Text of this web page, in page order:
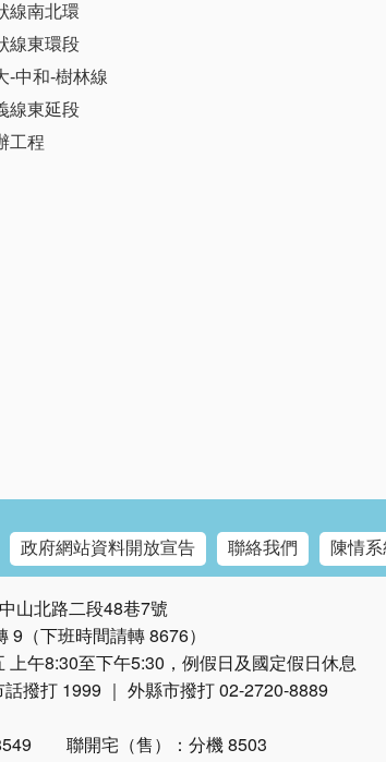
線南北環
線東環段
-中和-樹林線
線東延段
工程
政府網站資料開放宣告 聯絡我們 陳情
山北路二段48巷7號
9（下班時間請轉 8676）
上午8:30至下午5:30，例假日及國定假日休息
話撥打 1999 ｜ 外縣市撥打 02-2720-8889
聯開宅（售）：分機 8503